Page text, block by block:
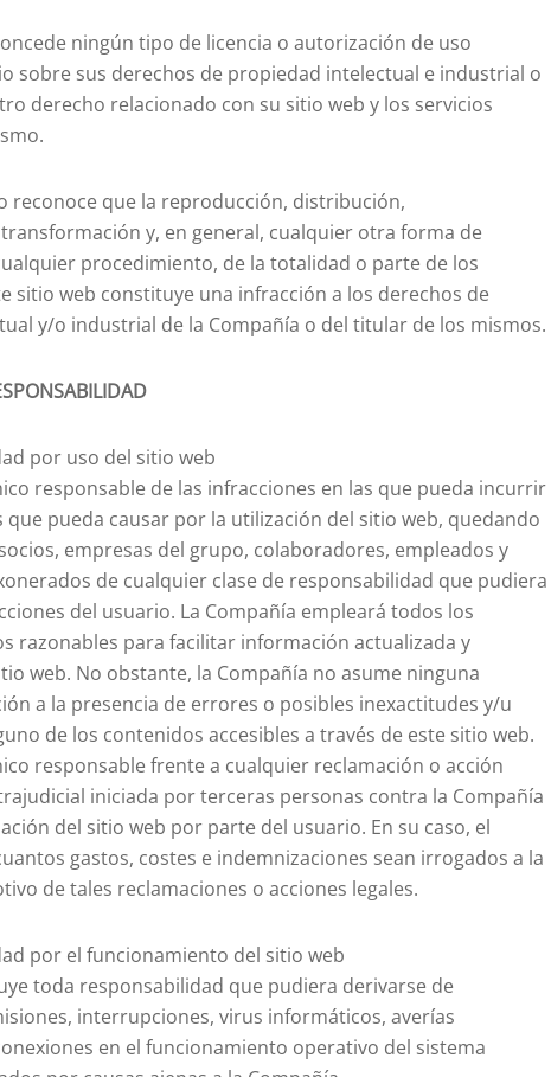
ningún tipo de licencia o autorización de uso
sobre sus derechos de propiedad intelectual e industrial o
derecho relacionado con su sitio web y los servicios
reconoce que la reproducción, distribución,
y, en general, cualquier otra forma de
procedimiento, de la totalidad o parte de los
sitio web constituye una infracción a los derechos de
y/o industrial de la Compañía o del titular de los mismos.
por uso del sitio web
responsable de las infracciones en las que pueda incurrir
que pueda causar por la utilización del sitio web, quedando
empresas del grupo, colaboradores, empleados y
de cualquier clase de responsabilidad que pudiera
del usuario. La Compañía empleará todos los
razonables para facilitar información actualizada y
web. No obstante, la Compañía no asume ninguna
a la presencia de errores o posibles inexactitudes y/u
de los contenidos accesibles a través de este sitio web.
responsable frente a cualquier reclamación o acción
iniciada por terceras personas contra la Compañía
del sitio web por parte del usuario. En su caso, el
gastos, costes e indemnizaciones sean irrogados a la
de tales reclamaciones o acciones legales.
por el funcionamiento del sitio web
toda responsabilidad que pudiera derivarse de
interrupciones, virus informáticos, averías
en el funcionamiento operativo del sistema